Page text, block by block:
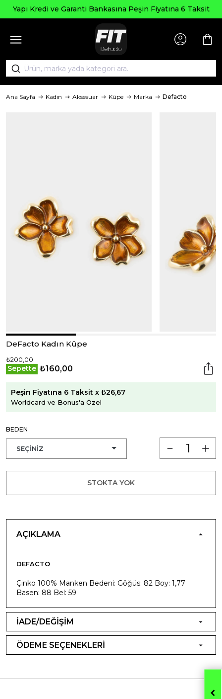
Yapı Kredi ve Garanti Bankasına Peşin Fiyatına 6 Taksit
Ana Sayfa Kadın Aksesuar Küpe Marka Defacto
DeFacto Kadın Küpe
₺200,00
Sepette ₺160,00
Peşin Fiyatına 6 Taksit x ₺26,67
Worldcard ve Bonus'a Özel
BEDEN
STOKTA YOK
AÇIKLAMA
DEFACTO
Çinko 100% Manken Bedeni: Göğüs: 82 Boy: 1,77
Basen: 88 Bel: 59
İADE/DEĞİŞİM
ÖDEME SEÇENEKLERİ